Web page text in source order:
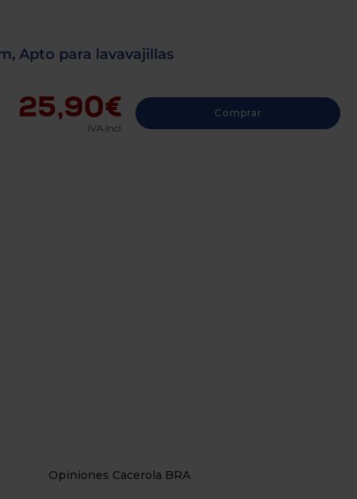
Apto para lavavajillas
25,90€
IVA Incl.
Comprar
Opiniones Cacerola BRA